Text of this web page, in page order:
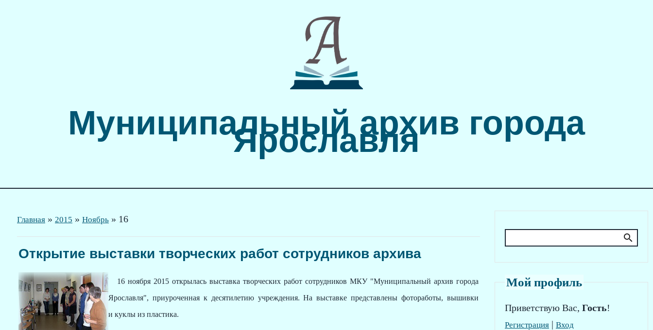
Муниципальный архив города
Ярославля
Главная » 2015 » Ноябрь » 16
Открытие выставки творческих работ сотрудников архива
16 ноября 2015 открылась выставка творческих работ сотрудников МКУ "Муниципальный архив города
Ярославля", приуроченная к десятилетию учреждения. На выставке представлены фотоработы, вышивки
и куклы из пластика.
Мой профиль
Приветствую Вас, Гость!
Регистрация | Вход